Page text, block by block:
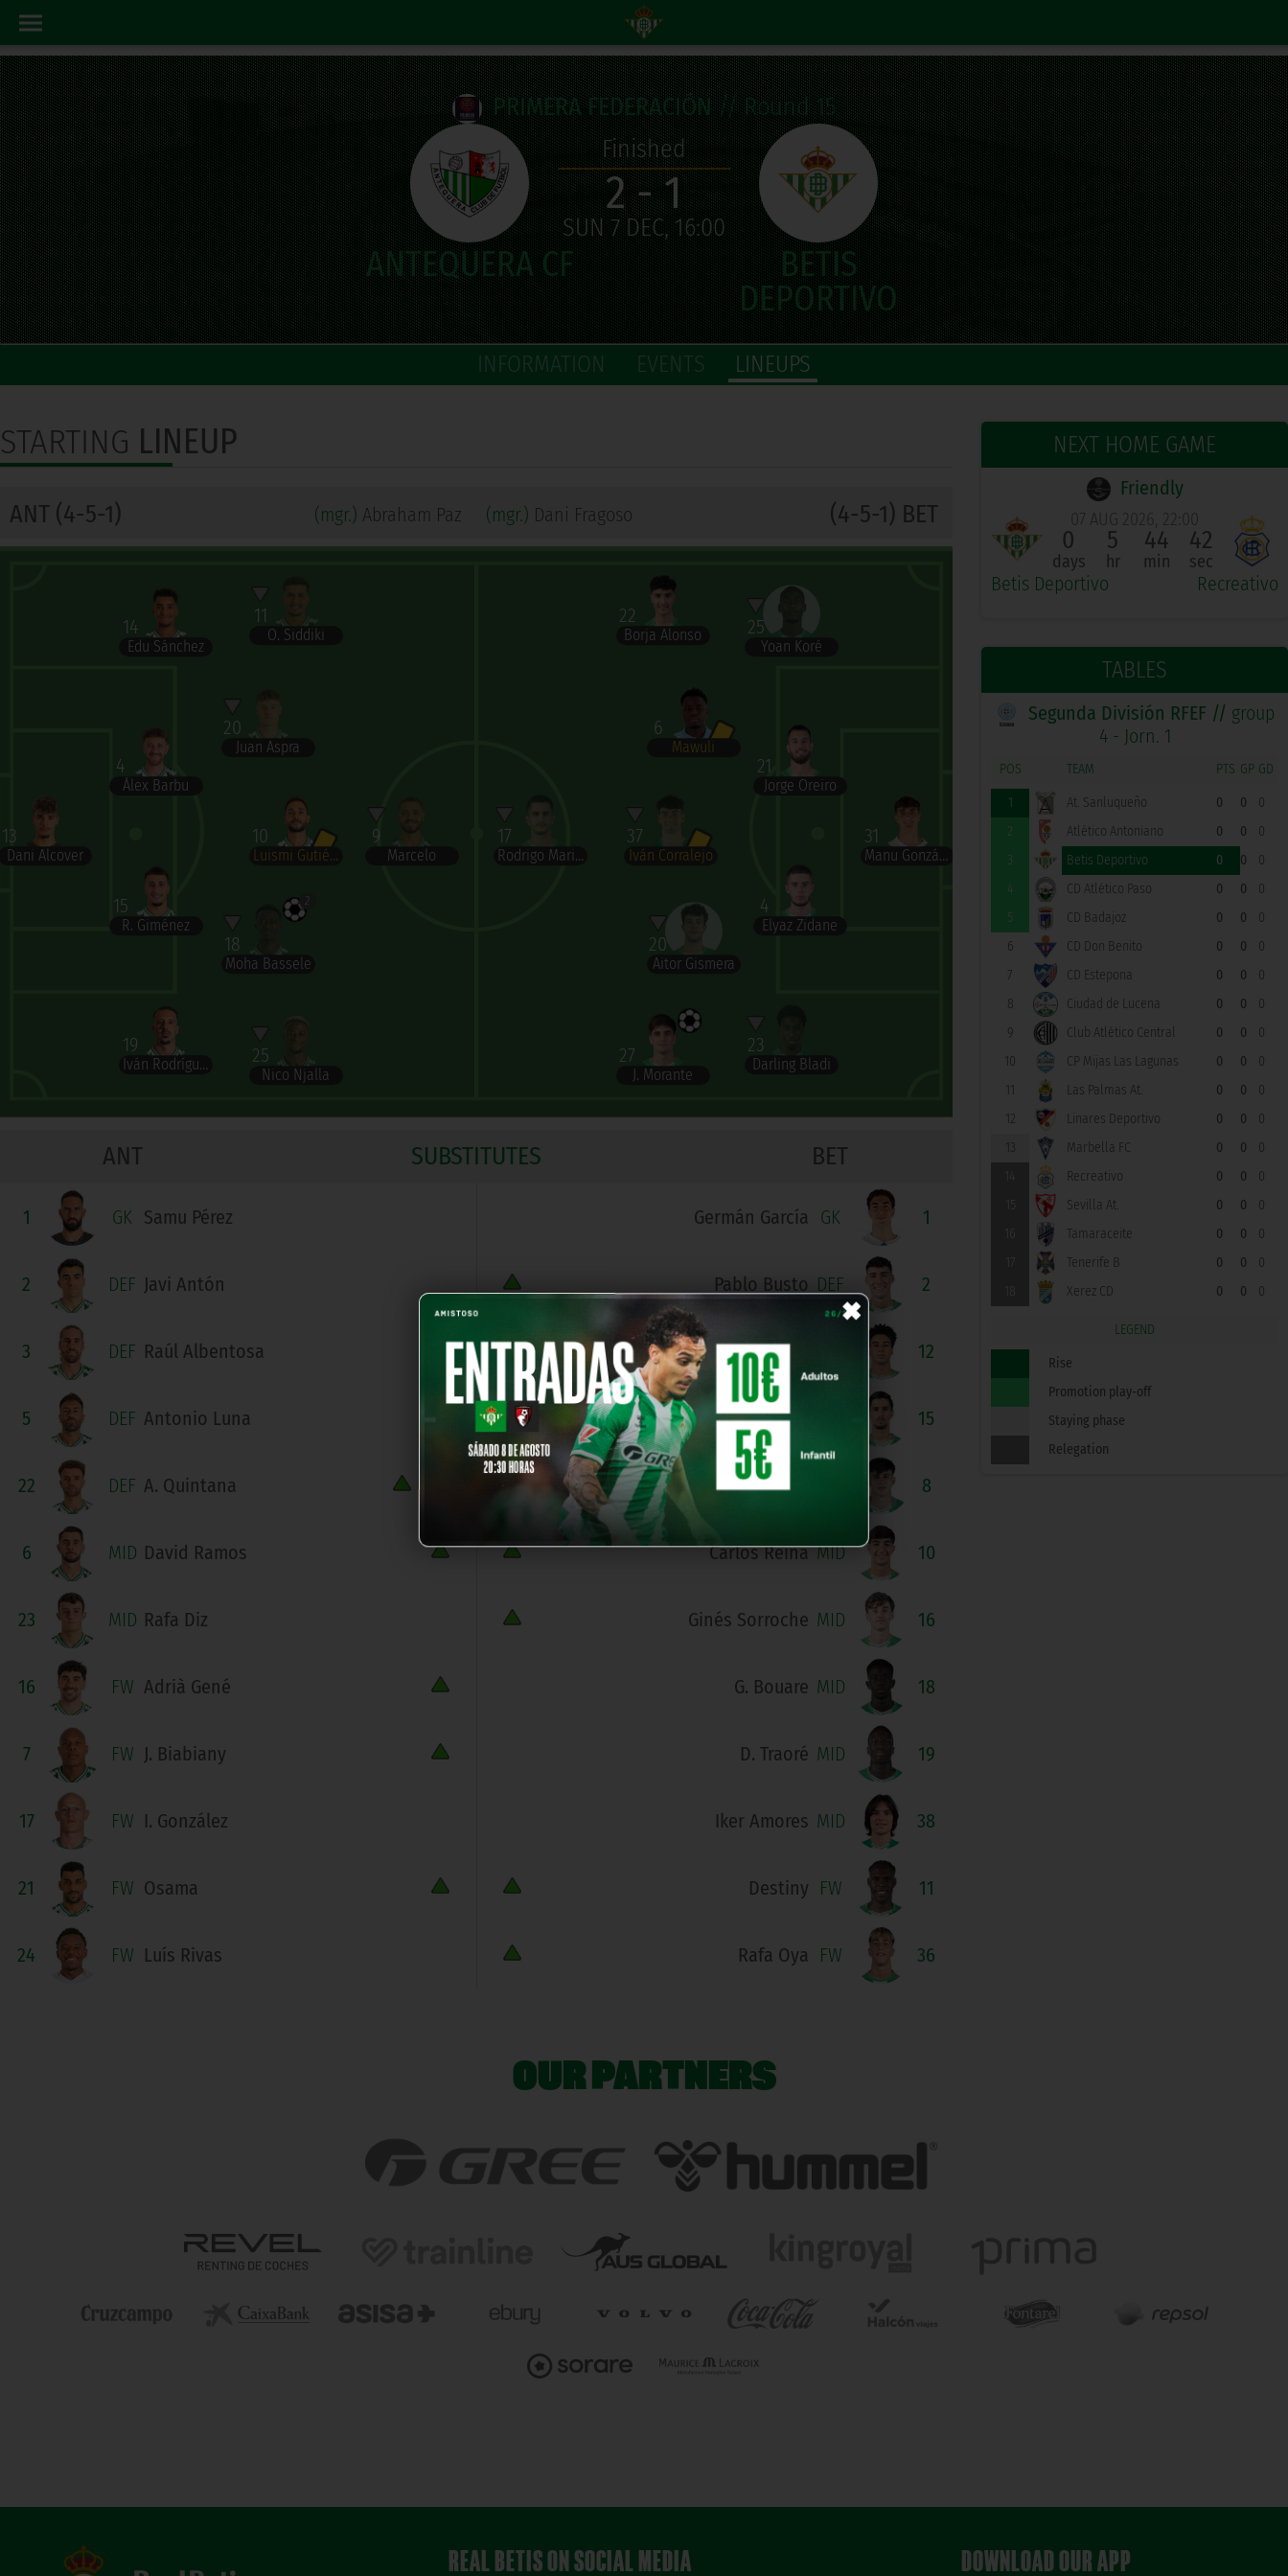
PRIMERA FEDERACIÓN// Round 15
Finished
2 - 1
SUN 7 DEC, 16:00
INFORMATION EVENTS LINEUPS
×
NEXT HOME GAME
Friendly
Betis Deportivo
07 AUG 2026, 22:00
0
days
5
hr
44
min
41
sec
Recreativo
TABLES
Segunda División RFEF // group
4 - Jorn. 1
POS TEAM PTS GP GD
1 At. Sanluqueño 0 0
0
2
Atlético Antoniano 0 0
0
3
Betis Deportivo 0 0
0
4
CD Atlético Paso 0 0
0
5
CD Badajoz 0 0
0
6
CD Don Benito 0 0
0
7
CD Estepona 0 0
0
8
Ciudad de Lucena 0 0
0
9
Club Atlético Central 0 0
0
10
CP Mijas Las Lagunas 0 0
0
11
Las Palmas At. 0 0
0
12
Linares Deportivo 0 0
0
13
Marbella FC 0 0
0
Recreativo 0 0
0
Sevilla At. 0 0
0
Tamaraceite 0 0
0
Tenerife B 0 0
0
Xerez CD 0 0 0
LEGEND
Rise
Promotion play-off
Staying phase
Relegation
STARTING LINEUP
ANT (4-5-1) (mgr.) Abraham Paz (mgr.) Dani Fragoso (4-5-1) BET
13
Dani Alcover
4
Álex Barbu
15
R. Giménez
14
Edu Sánchez
19
Iván Rodríguez
20
Juan Aspra
18
2
Moha Bassele
10
Luismi Gutiérrez
11
O. Siddiki
25
Nico Njalla
9
Marcelo
31
Manu González
4
Elyaz Zidane
21
Jorge Oreiro
23
Darling Bladi
25
Yoan Koré
20
Aitor Gismera
6
Mawuli
37
Iván Corralejo
27
J. Morante
22
Borja Alonso
17
Rodrigo Marina
ANT SUBSTITUTES BET
1 GK Samu Pérez
2 DEF Javi Antón
3 DEF Raúl Albentosa
5 DEF Antonio Luna
22 DEF A. Quintana
6 MID David Ramos
23 MID Rafa Diz
16 FW Adrià Gené
7 FW J. Biabiany
17 FW I. González
21 FW Osama
24 FW Luís Rivas
1
GK
Germán García
2
DEF
Pablo Busto
12
Fabián Embalo
15
Moha
8
Dani Pérez
10
MID
Carlos Reina
16
MID
Ginés Sorroche
18
MID
G. Bouare
19
MID
D. Traoré
38
MID
Iker Amores
11
FW
Destiny
36
FW
Rafa Oya
OUR PARTNERS
REAL BETIS ON SOCIAL MEDIA DOWNLOAD OUR APP